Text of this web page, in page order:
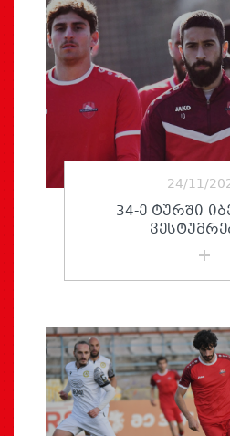
24/11/
34-Ე ᲢᲣᲠᲨᲘ